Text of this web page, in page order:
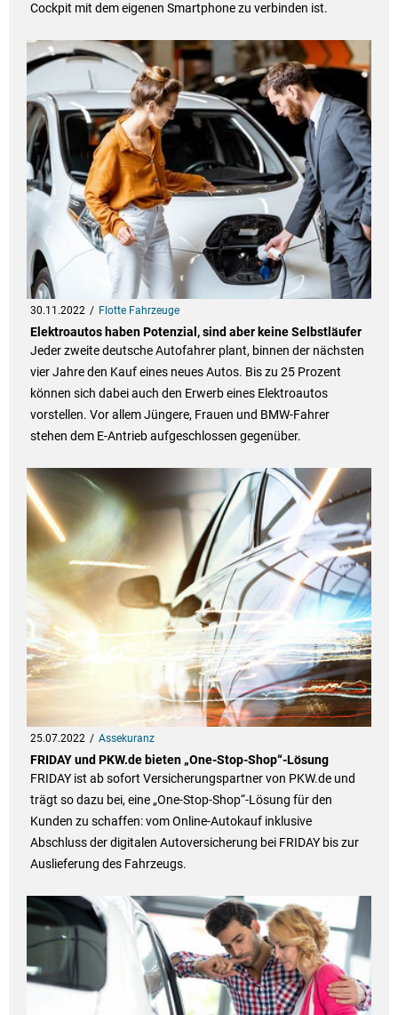
Cockpit mit dem eigenen Smartphone zu verbinden ist.
30.11.2022 Flotte Fahrzeuge
Elektroautos haben Potenzial, sind aber keine Selbstläufer
Jeder zweite deutsche Autofahrer plant, binnen der nächsten
vier Jahre den Kauf eines neues Autos. Bis zu 25 Prozent
können sich dabei auch den Erwerb eines Elektroautos
vorstellen. Vor allem Jüngere, Frauen und BMW-Fahrer
stehen dem E-Antrieb aufgeschlossen gegenüber.
25.07.2022 Assekuranz
FRIDAY und PKW.de bieten „One-Stop-Shop“-Lösung
FRIDAY ist ab sofort Versicherungspartner von PKW.de und
trägt so dazu bei, eine „One-Stop-Shop“-Lösung für den
Kunden zu schaffen: vom Online-Autokauf inklusive
Abschluss der digitalen Autoversicherung bei FRIDAY bis zur
Auslieferung des Fahrzeugs.